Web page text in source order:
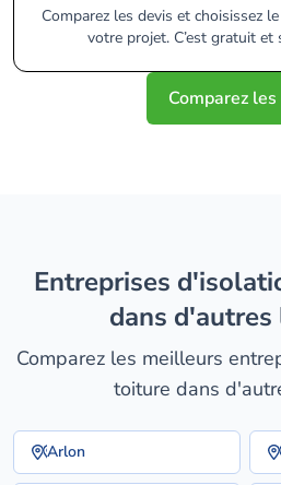
Comparez les devis et choisissez
votre projet. C’est gratuit et
Comparez
entreprises d'isolation de la toiture
dans
Comparez les meilleurs
toiture dans
Arlon